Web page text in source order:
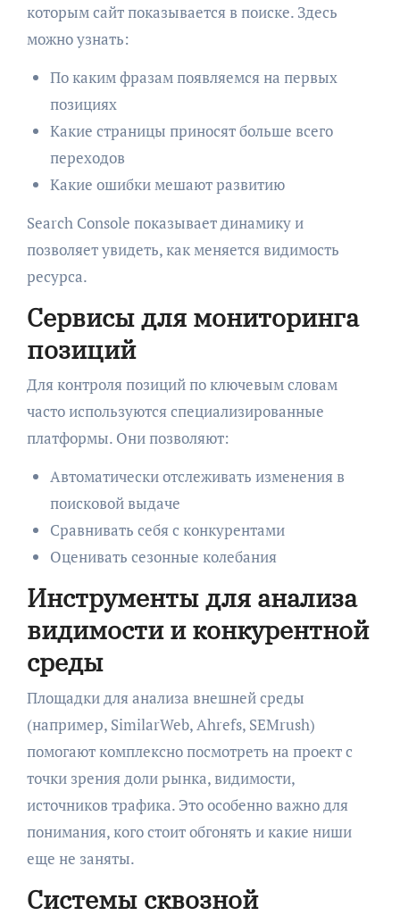
которым сайт показывается в поиске. Здесь
можно узнать:
По каким фразам появляемся на первых
позициях
Какие страницы приносят больше всего
переходов
Какие ошибки мешают развитию
Search Console показывает динамику и
позволяет увидеть, как меняется видимость
ресурса.
Сервисы для мониторинга
позиций
Для контроля позиций по ключевым словам
часто используются специализированные
платформы. Они позволяют:
Автоматически отслеживать изменения в
поисковой выдаче
Сравнивать себя с конкурентами
Оценивать сезонные колебания
Инструменты для анализа
видимости и конкурентной
среды
Площадки для анализа внешней среды
(например, SimilarWeb, Ahrefs, SEMrush)
помогают комплексно посмотреть на проект с
точки зрения доли рынка, видимости,
источников трафика. Это особенно важно для
понимания, кого стоит обгонять и какие ниши
еще не заняты.
Системы сквозной